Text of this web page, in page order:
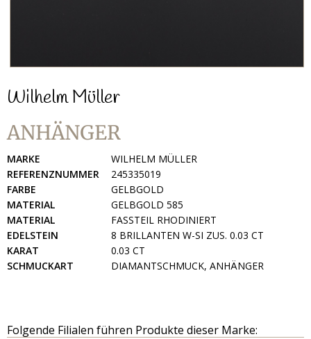
Wilhelm Müller
ANHÄNGER
MARKE
WILHELM MÜLLER
REFERENZNUMMER
245335019
FARBE
GELBGOLD
MATERIAL
GELBGOLD 585
MATERIAL
FASSTEIL RHODINIERT
EDELSTEIN
8 BRILLANTEN W-SI ZUS. 0.03 CT
KARAT
0.03 CT
SCHMUCKART
DIAMANTSCHMUCK, ANHÄNGER
Folgende Filialen führen Produkte dieser Marke: